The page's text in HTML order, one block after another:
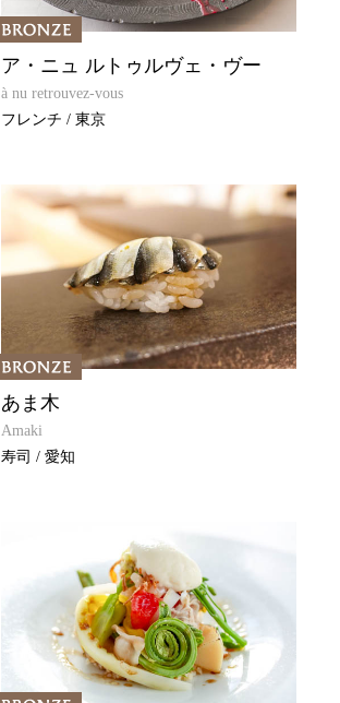
ア・ニュ ルトゥルヴェ・ヴー
à nu retrouvez-vous
フレンチ / 東京
あま木
Amaki
寿司 / 愛知